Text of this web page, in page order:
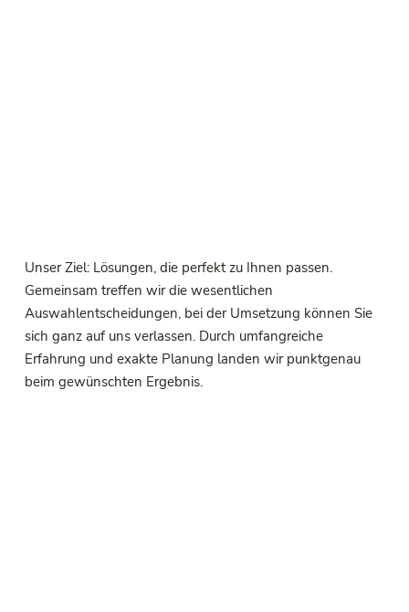
Unser Ziel: Lösungen, die perfekt zu Ihnen passen.
Gemeinsam treffen wir die wesentlichen
Auswahlentscheidungen, bei der Umsetzung können Sie
sich ganz auf uns verlassen. Durch umfangreiche
Erfahrung und exakte Planung landen wir punktgenau
beim gewünschten Ergebnis.